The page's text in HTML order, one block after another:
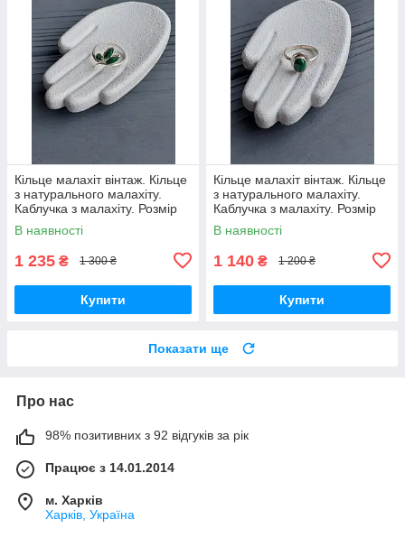
Кільце малахіт вінтаж. Кільце
з натурального малахіту.
Каблучка з малахіту. Розмір
15,8. Індія!
В наявності
1 235 ₴ 1 300 ₴
Купити
Кільце малахіт вінтаж. Кільце
з натурального малахіту.
Каблучка з малахіту. Розмір
15.5. Індія!
В наявності
1 140 ₴ 1 200 ₴
Купити
Показати ще
Про нас
98% позитивних з 92 відгуків за рік
Працює з 14.01.2014
м. Харків
Харків, Україна